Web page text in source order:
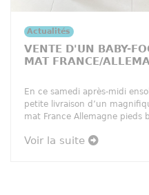
Actualités
VENTE D'UN BABY-
MAT FRANCE/
En ce samedi après-midi
petite livraison d’un
mat France
Voir la suite